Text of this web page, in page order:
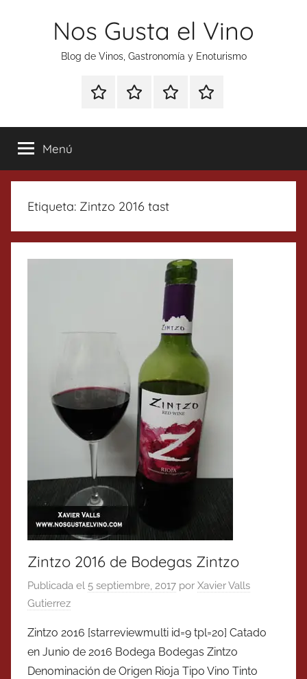
Nos Gusta el Vino
Blog de Vinos, Gastronomía y Enoturismo
Especial
Tonics
Enoturismo
Gastronomía
RankingContacto
Menú
Etiqueta: Zintzo 2016 tast
Zintzo 2016 de Bodegas Zintzo
Publicada el 5 septiembre, 2017 por Xavier Valls
Gutierrez
Zintzo 2016 [starreviewmulti id=9 tpl=20] Catado
en Junio de 2016 Bodega Bodegas Zintzo
Denominación de Origen Rioja Tipo Vino Tinto